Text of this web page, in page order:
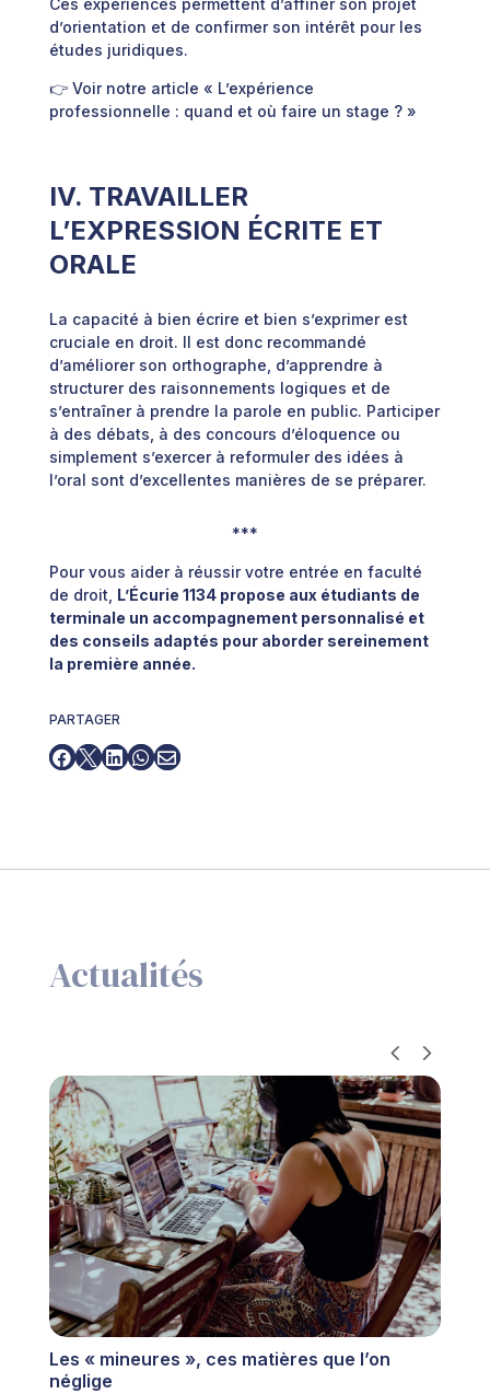
Ces expériences permettent d’affiner son projet
d’orientation et de confirmer son intérêt pour les
études juridiques.
👉 Voir notre article « L’expérience
professionnelle : quand et où faire un stage ? »
IV. TRAVAILLER
L’EXPRESSION ÉCRITE ET
ORALE
La capacité à bien écrire et bien s’exprimer est
cruciale en droit. Il est donc recommandé
d’améliorer son orthographe, d’apprendre à
structurer des raisonnements logiques et de
s’entraîner à prendre la parole en public. Participer
à des débats, à des concours d’éloquence ou
simplement s’exercer à reformuler des idées à
l’oral sont d’excellentes manières de se préparer.
***
Pour vous aider à réussir votre entrée en faculté
de droit, L’Écurie 1134 propose aux étudiants de
terminale un accompagnement personnalisé et
des conseils adaptés pour aborder sereinement
la première année.
PARTAGER
    
Actualités
Les « mineures », ces matières que l’on
néglige